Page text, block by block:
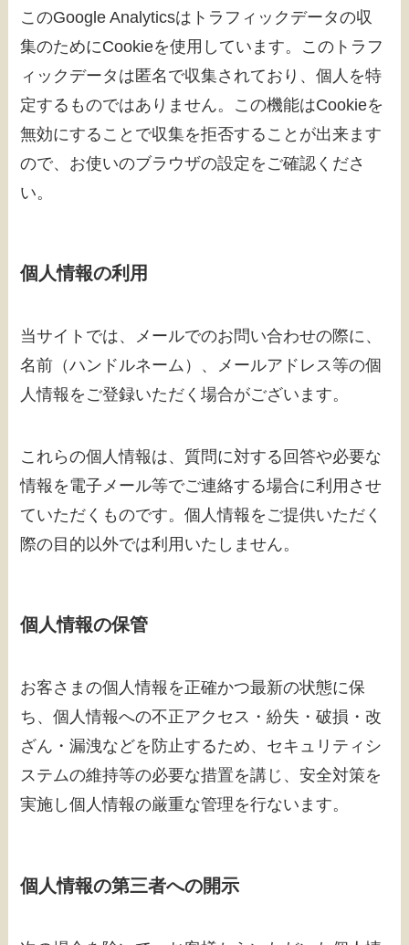
このGoogle Analyticsはトラフィックデータの収
集のためにCookieを使用しています。このトラフ
ィックデータは匿名で収集されており、個人を特
定するものではありません。この機能はCookieを
無効にすることで収集を拒否することが出来ます
ので、お使いのブラウザの設定をご確認くださ
い。
個人情報の利用
当サイトでは、メールでのお問い合わせの際に、
名前（ハンドルネーム）、メールアドレス等の個
人情報をご登録いただく場合がございます。
これらの個人情報は、質問に対する回答や必要な
情報を電子メール等でご連絡する場合に利用させ
ていただくものです。個人情報をご提供いただく
際の目的以外では利用いたしません。
個人情報の保管
お客さまの個人情報を正確かつ最新の状態に保
ち、個人情報への不正アクセス・紛失・破損・改
ざん・漏洩などを防止するため、セキュリティシ
ステムの維持等の必要な措置を講じ、安全対策を
実施し個人情報の厳重な管理を行ないます。
個人情報の第三者への開示